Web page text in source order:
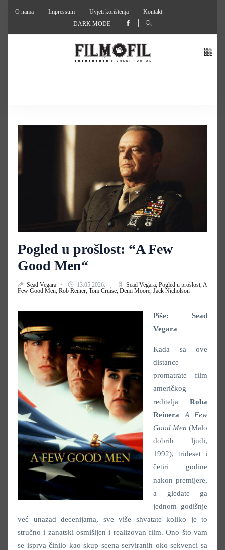
O nama Impressum Uvjeti korištenja
Kontakt
DARK MODE
Pogled u prošlost: “A Few
Good Men“
Sead Vegara 13.05.2026. Sead Vegara, Pogled u prošlost, A
Few Good Men, Rob Reiner, Tom Cruise, Demi Moore, Jack Nicholson
Piše: Sead
Vegara
Kada sa ove
distance
promatrate film
američkog
reditelja Roba
Reinera
A Few
Good Men (Malo
dobrih ljudi,
1992), trideset i
četiri godine
nakon premijere,
a gledate ga
jednom godišnje
već unazad decenijama, sve više shvatate koliko je to
stručno i zanatski osmišljen i realizovan film. Ono što vam
se isprva činilo kao skup scena serviranih oko sekvenci sa